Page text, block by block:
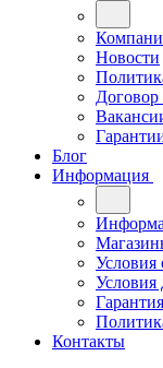
Новости
Блог
Информация
Условия
Условия
Контакты